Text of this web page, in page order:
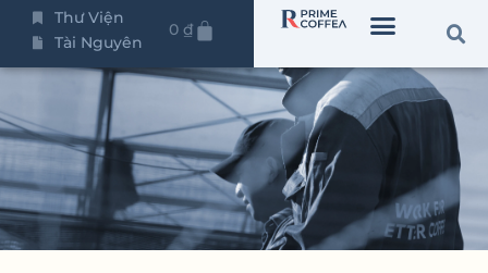
Thư Viện
Tài Nguyên
0 ₫